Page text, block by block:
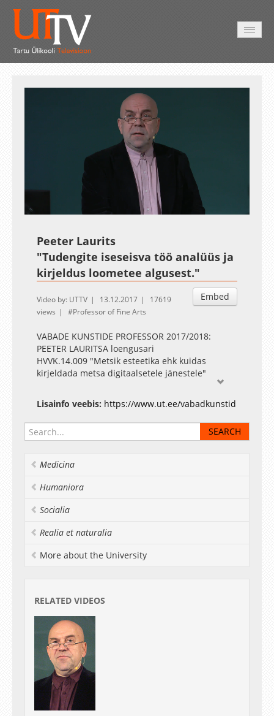
0.42%
Peeter Laurits
"Tudengite iseseisva töö analüüs ja
kirjeldus loometee algusest."
Embed
Video by: UTTV 13.12.2017
17619
views
Professor of Fine Arts
VABADE KUNSTIDE PROFESSOR 2017/2018:
PEETER LAURITSA loengusari
HVVK.14.009 "Metsik esteetika ehk kuidas
kirjeldada metsa digitaalsetele jänestele"
Lisainfo veebis: https://www.ut.ee/vabadkunstid
Medicina
Humaniora
Socialia
Realia et naturalia
More about the University
RELATED VIDEOS